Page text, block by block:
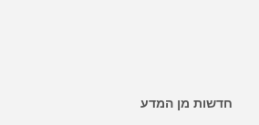
חדשות מן המדע
~ האם ממתיקים מלאכותיים